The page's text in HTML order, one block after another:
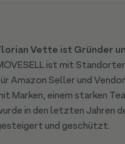
Vette ist Gründer
ist mit
Amazon Seller und
Marken, einem starken
in den letzten Jahren
und geschützt.